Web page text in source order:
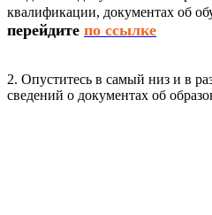
квалификации, документах об
перейдите по ссылке
2. Опуститесь в самый низ и в
сведений о документах об